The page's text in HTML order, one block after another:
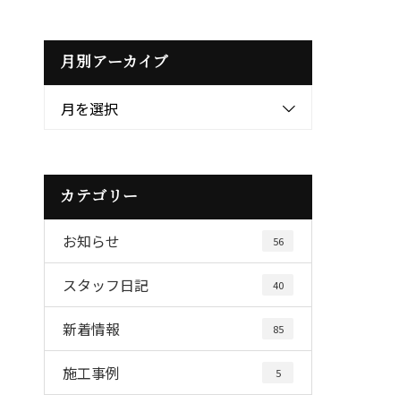
月別アーカイブ
月を選択
カテゴリー
お知らせ 56
スタッフ日記 40
新着情報 85
施工事例 5